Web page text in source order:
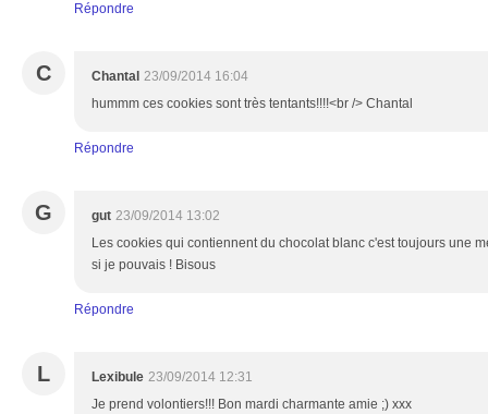
Répondre
C Chantal 23/09/2014 16:04
hummm ces cookies sont très tentants!!!!<br /> Chantal
Répondre
G gut 23/09/2014 13:02
Les cookies qui contiennent du chocolat blanc c'est toujours une
si je pouvais ! Bisous
Répondre
L Lexibule 23/09/2014 12:31
Je prend volontiers!!! Bon mardi charmante amie ;) xxx